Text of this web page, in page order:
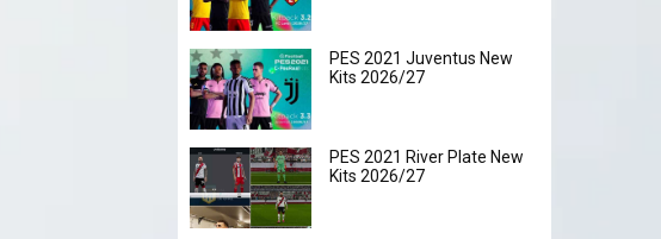
PES 2021 Juventus New
Kits 2026/27
PES 2021 River Plate New
Kits 2026/27